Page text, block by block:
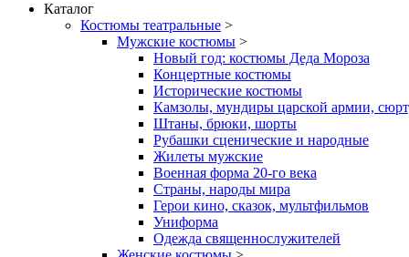
Каталог
Костюмы театральные >
Мужские костюмы >
Новый год: костюмы Деда Мороза
Концертные костюмы
Исторические костюмы
Камзолы, мундиры царской армии,
Штаны, брюки, шорты
Рубашки сценические и народные
Жилеты мужские
Военная форма 20-го века
Страны, народы мира
Герои кино, сказок, мультфильмов
Униформа
Одежда священнослужителей